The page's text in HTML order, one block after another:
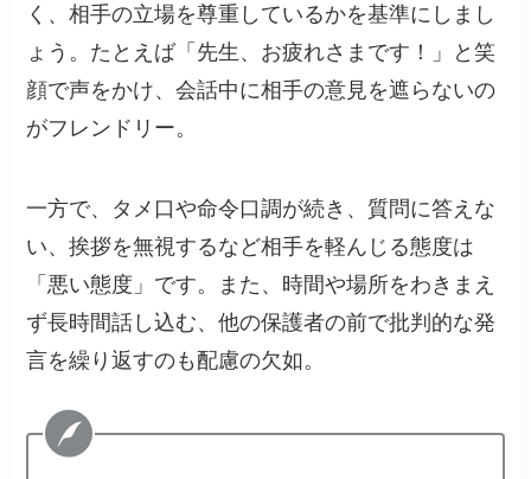
く、相手の立場を尊重しているかを基準にしまし
ょう。たとえば「先生、お疲れさまです！」と笑
顔で声をかけ、会話中に相手の意見を遮らないの
がフレンドリー。
一方で、タメ口や命令口調が続き、質問に答えな
い、挨拶を無視するなど相手を軽んじる態度は
「悪い態度」です。また、時間や場所をわきまえ
ず長時間話し込む、他の保護者の前で批判的な発
言を繰り返すのも配慮の欠如。